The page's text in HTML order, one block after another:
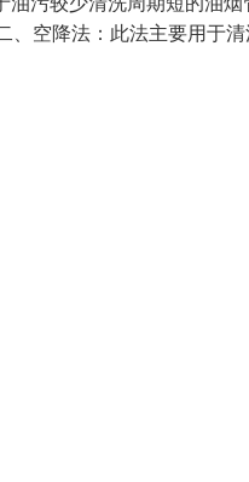
空降法：此法主要用于